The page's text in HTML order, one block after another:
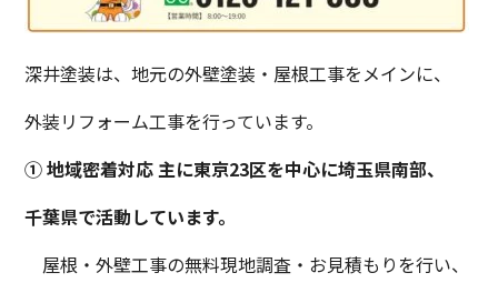
深井塗装は、地元の外壁塗装・屋根工事をメインに、
外装リフォーム工事を行っています。
① 地域密着対応 主に東京23区を中心に埼玉県南部、
千葉県で活動しています。
屋根・外壁工事の無料現地調査・お見積もりを行い、